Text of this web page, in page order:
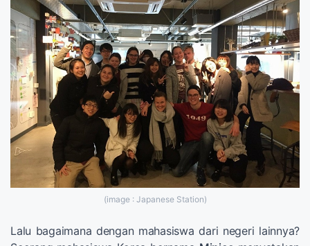
(image : Japanese Station)
Lalu bagaimana dengan mahasiswa dari negeri lainnya?